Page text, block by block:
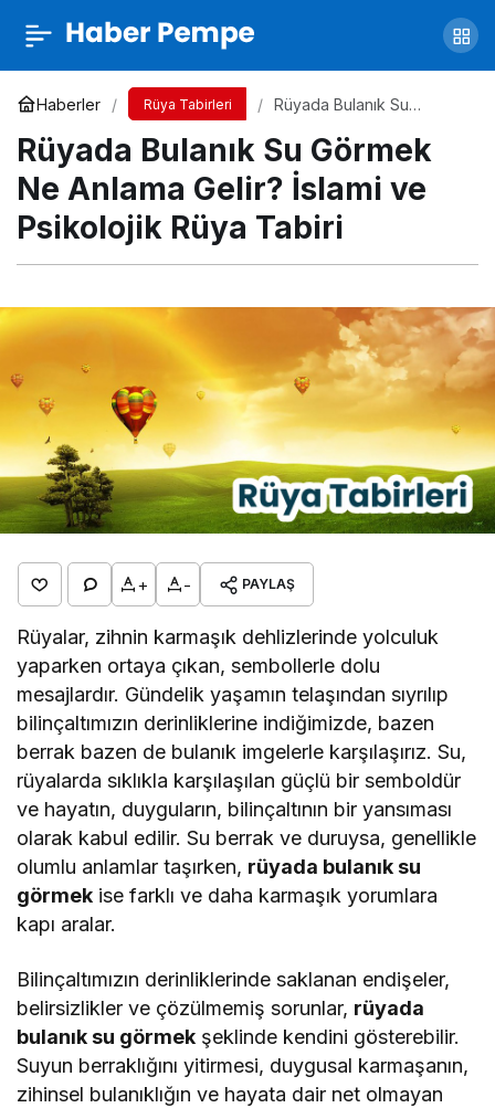
Haberler Rüya Tabirleri
Rüyada Bulanık Su
İslami ve Psikolojik Rüya
Tabiri
Rüyada Bulanık Su Görmek
Ne Anlama Gelir? İslami ve
Psikolojik Rüya Tabiri
+ - PAYLAŞ
Rüyalar, zihnin karmaşık dehlizlerinde yolculuk
yaparken ortaya çıkan, sembollerle dolu
mesajlardır. Gündelik yaşamın telaşından sıyrılıp
bilinçaltımızın derinliklerine indiğimizde, bazen
berrak bazen de bulanık imgelerle karşılaşırız. Su,
rüyalarda sıklıkla karşılaşılan güçlü bir semboldür
ve hayatın, duyguların, bilinçaltının bir yansıması
olarak kabul edilir. Su berrak ve duruysa, genellikle
olumlu anlamlar taşırken, rüyada bulanık su
görmek ise farklı ve daha karmaşık yorumlara
kapı aralar.
Bilinçaltımızın derinliklerinde saklanan endişeler,
belirsizlikler ve çözülmemiş sorunlar, rüyada
bulanık su görmek şeklinde kendini gösterebilir.
Suyun berraklığını yitirmesi, duygusal karmaşanın,
zihinsel bulanıklığın ve hayata dair net olmayan
Rüyada Sevmediğin Birini Görmek Ne
Anlama Gelir? İslami ve Psikolojik Rüya Tabiri
Paylaş